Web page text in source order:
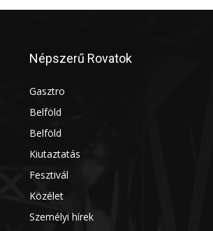
Népszerű Rovatok
Gasztro
Belföld
Belföld
Kiutaztatás
Fesztivál
Közélet
Személyi hírek